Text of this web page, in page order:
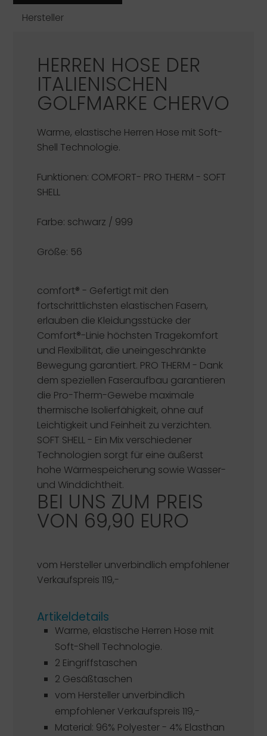
Hersteller
HERREN HOSE DER
ITALIENISCHEN
GOLFMARKE CHERVO
Warme, elastische Herren Hose mit Soft-
Shell Technologie.
Funktionen: COMFORT- PRO THERM - SOFT
SHELL
Farbe: schwarz / 999
Größe: 56
comfort® - Gefertigt mit den
fortschrittlichsten elastischen Fasern,
erlauben die Kleidungsstücke der
Comfort®-Linie höchsten Tragekomfort
und Flexibilität, die uneingeschränkte
Bewegung garantiert. PRO THERM - Dank
dem speziellen Faseraufbau garantieren
die Pro-Therm-Gewebe maximale
thermische Isolierfähigkeit, ohne auf
Leichtigkeit und Feinheit zu verzichten.
SOFT SHELL- Ein Mix verschiedener
Technologien sorgt für eine äußerst
hohe Wärmespeicherung sowie Wasser-
und Winddichtheit.
BEI UNS ZUM PREIS
VON 69,90 EURO
vom Hersteller unverbindlich empfohlener
Verkaufspreis 119,-
Artikeldetails
Warme, elastische Herren Hose mit
Soft-Shell Technologie.
2 Eingriffstaschen
2 Gesäßtaschen
vom Hersteller unverbindlich
empfohlener Verkaufspreis 119,-
Material: 96% Polyester - 4% Elasthan